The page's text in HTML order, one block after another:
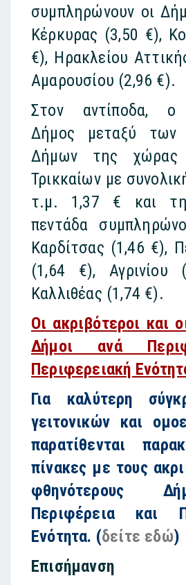
συμπληρώνουν οι
Κέρκυρας (3,50 €),
€), Ηρακλείου
Αμαρουσίου (2,96 €).
Στον αντίποδα, ο
Δήμος μεταξύ των
Δήμων της
Τρικκαίων με
τ.μ. 1,37 € και
πεντάδα
Καρδίτσας (1,46 €),
(1,64 €), Αγρινίου
Καλλιθέας (1,74 €).
Οι ακριβότεροι και
Δήμοι ανά
Περιφερειακή
Για καλύτερη
γειτονικών και
παρατίθενται
πίνακες με τους
φθηνότερους
Περιφέρεια και
Ενότητα. (δείτε εδώ)
Επισήμανση